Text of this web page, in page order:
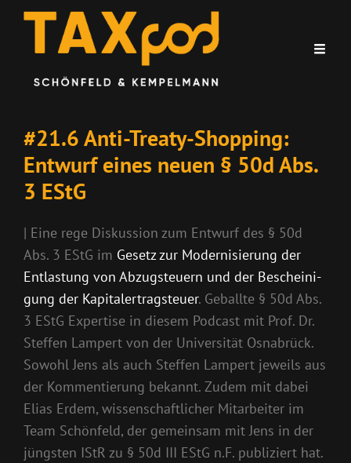
#21.6 Anti-Treaty-Shopping:
Entwurf eines neuen § 50d Abs.
3 EStG
| Eine rege Diskussion zum Entwurf des § 50d
Abs. 3 EStG im Ge­setz zur Mo­der­ni­sie­rung der
Ent­las­tung von Ab­zug­steu­ern und der Be­schei­ni­
gung der Ka­pi­tal­er­trag­steu­er. Geballte § 50d Abs.
3 EStG Expertise in diesem Podcast mit Prof. Dr.
Steffen Lampert von der Universität Osnabrück.
Sowohl Jens als auch Steffen Lampert jeweils aus
der Kommentierung bekannt. Zudem mit dabei
Elias Erdem, wissenschaftlicher Mitarbeiter im
Team Schönfeld, der gemeinsam mit Jens in der
jüngsten IStR zu § 50d III EStG n.F. publiziert hat.